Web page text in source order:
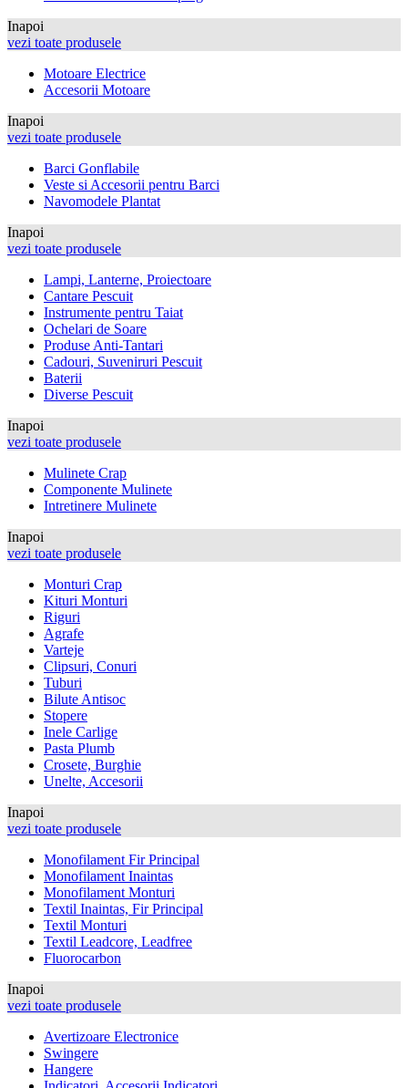
Inapoi
vezi toate produsele
Motoare Electrice
Accesorii Motoare
Inapoi
vezi toate produsele
Barci Gonflabile
Veste si Accesorii pentru Barci
Navomodele Plantat
Inapoi
vezi toate produsele
Lampi, Lanterne, Proiectoare
Cantare Pescuit
Instrumente pentru Taiat
Ochelari de Soare
Produse Anti-Tantari
Cadouri, Suveniruri Pescuit
Baterii
Diverse Pescuit
Inapoi
vezi toate produsele
Mulinete Crap
Componente Mulinete
Intretinere Mulinete
Inapoi
vezi toate produsele
Monturi Crap
Kituri Monturi
Riguri
Agrafe
Varteje
Clipsuri, Conuri
Tuburi
Bilute Antisoc
Stopere
Inele Carlige
Pasta Plumb
Crosete, Burghie
Unelte, Accesorii
Inapoi
vezi toate produsele
Monofilament Fir Principal
Monofilament Inaintas
Monofilament Monturi
Textil Inaintas, Fir Principal
Textil Monturi
Textil Leadcore, Leadfree
Fluorocarbon
Inapoi
vezi toate produsele
Avertizoare Electronice
Swingere
Hangere